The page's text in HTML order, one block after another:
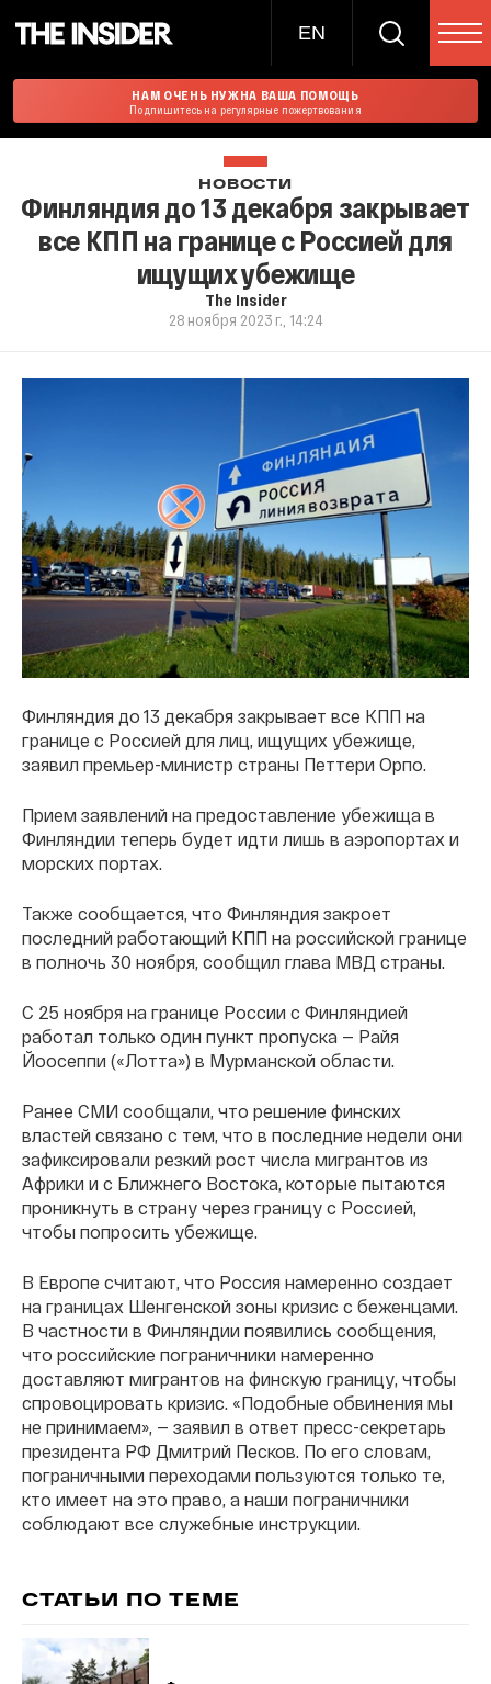
EN
НАМ ОЧЕНЬ НУЖНА ВАША ПОМОЩЬ
Подпишитесь на регулярные пожертвования
НОВОСТИ
Финляндия до 13 декабря закрывает
все КПП на границе с Россией для
ищущих убежище
The Insider
28 ноября 2023 г., 14:24
Финляндия до 13 декабря закрывает все КПП на
границе с Россией для лиц, ищущих убежище,
заявил премьер-министр страны Петтери Орпо.
Прием заявлений на предоставление убежища в
Финляндии теперь будет идти лишь в аэропортах и
морских портах.
Также сообщается, что Финляндия закроет
последний работающий КПП на российской границе
в полночь 30 ноября, сообщил глава МВД страны.
С 25 ноября на границе России с Финляндией
работал только один пункт пропуска — Райя
Йоосеппи («Лотта») в Мурманской области.
Ранее СМИ сообщали, что решение финских
властей связано с тем, что в последние недели они
зафиксировали резкий рост числа мигрантов из
Африки и с Ближнего Востока, которые пытаются
проникнуть в страну через границу с Россией,
чтобы попросить убежище.
В Европе считают, что Россия намеренно создает
на границах Шенгенской зоны кризис с беженцами.
В частности в Финляндии появились сообщения,
что российские пограничники намеренно
доставляют мигрантов на финскую границу, чтобы
спровоцировать кризис. «Подобные обвинения мы
не принимаем», — заявил в ответ пресс-секретарь
президента РФ Дмитрий Песков. По его словам,
пограничными переходами пользуются только те,
кто имеет на это право, а наши пограничники
соблюдают все служебные инструкции.
СТАТЬИ ПО ТЕМЕ